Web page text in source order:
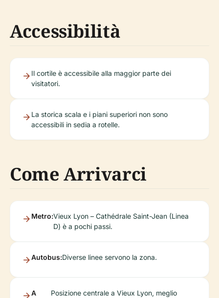
Accessibilità
Il cortile è accessibile alla maggior parte dei
visitatori.
La storica scala e i piani superiori non sono
accessibili in sedia a rotelle.
Come Arrivarci
Metro:Vieux Lyon – Cathédrale Saint-Jean (Linea
D) è a pochi passi.
Autobus:Diverse linee servono la zona.
A
Posizione centrale a Vieux Lyon, meglio